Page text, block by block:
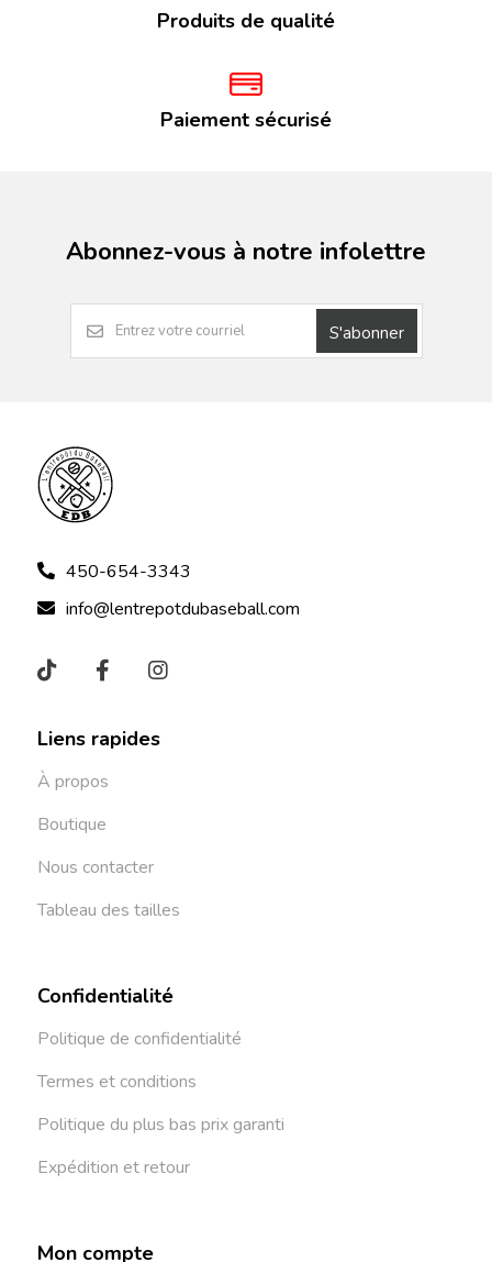
Produits de qualité
Paiement sécurisé
Abonnez-vous à notre infolettre
S'abonner
450-654-3343
info@lentrepotdubaseball.com
Liens rapides
À propos
Boutique
Nous contacter
Tableau des tailles
Confidentialité
Politique de confidentialité
Termes et conditions
Politique du plus bas prix garanti
Expédition et retour
Mon compte